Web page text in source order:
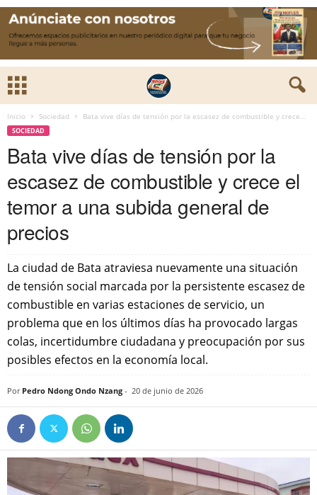
Inicio Sociedad Bata vive días de tensión por la escasez de combustible y crece...
SOCIEDAD
Bata vive días de tensión por la
escasez de combustible y crece el
temor a una subida general de
precios
La ciudad de Bata atraviesa nuevamente una situación
de tensión social marcada por la persistente escasez de
combustible en varias estaciones de servicio, un
problema que en los últimos días ha provocado largas
colas, incertidumbre ciudadana y preocupación por sus
posibles efectos en la economía local.
Por Pedro Ndong Ondo Nzang - 20 de junio de 2026